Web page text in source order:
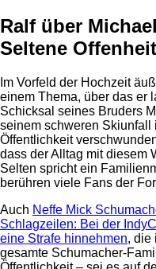
Ralf über
Seltene Offenheit
Im Vorfeld der Hochzeit
einem Thema, über das er
Schicksal seines Bruders
seinem schweren Skiunfall
Öffentlichkeit
dass der Alltag mit diesem
Selten spricht ein
berühren viele Fans der
Auch Neffe Mick
Schlagzeilen: Bei der
eine Strafe hinnehmen, die
gesamte Schumacher-